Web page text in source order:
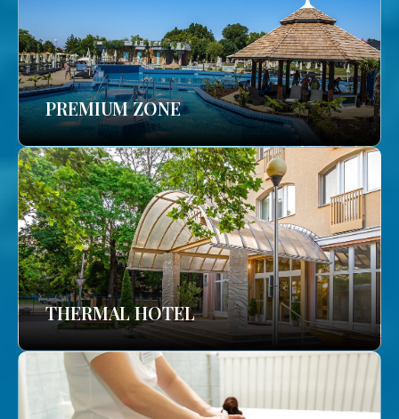
PREMIUM ZONE
THERMAL HOTEL